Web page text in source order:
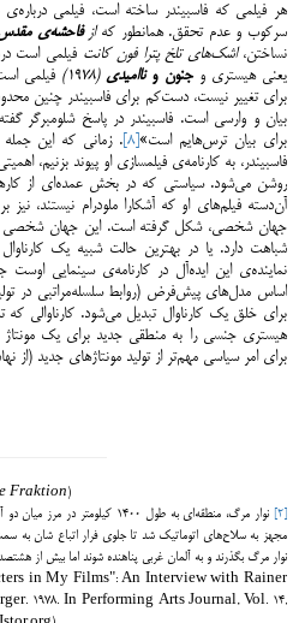
هر فیلمی که فاسبیندر ساخته است، فیلمی
سرکوب و عدم تحقق. همانطور کهازفاحشه‌ی
نساختن،اشک‌های تلخ پترا فون کانت فیلمی است
یعنی هیستری وجنون وناامیدی(1978)
فیلمی
برای تغییر نیست، دست‌کم برای فاسبیندر چنین
بیان و وارسی است. فاسبیندر در پاسخ شلومبرگر
برای بیان ترس‌هایم است»[8]
. زمانی که این جمله
فاسبیندر، به کارنامه‌ی فیلمسازی او پیوند بزنیم،
روشن می‌شود. سیاستی که در بخش عمده‌ای از
آن‌دسته فیلم‌های او که آشکارا ملودرام نیستند،
جهان شخصی، شکل گرفته است. این جهان شخصی
شباهت دارد. یا در بهترین حالت شبیه یک
نماینده‌ی این ایده‌آل در کارنامه‌ی سینمایی
اساس مدل‌های پیش‌فرض (روابط سلسله‌مراتبی در
برای خلق یک کارناوال تبدیل می‌شود. کارناوالی
هیستری جنسی را به منطقی جدید برای یک مونتاژ
برای امر سیاسی مهم‌تر از تولید مونتاژهای جدید (از
Fraktion)
نوار مرگ، منطقه‌ای به طول 1400
مجهز به سلاح‌های اتوماتیک شد تا جلوی فرار اتباع شان به
نوار مرگ بگذرند و به آلمان غربی پناهنده شوند اما بیش از
in My Films": An Interview with Rainer
1978. In Performing Arts Journal, Vol. 14,